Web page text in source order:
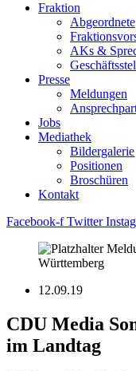
Fraktion
Abgeordnete
AKs &
Presse
Meldungen
Jobs
Mediathek
Bildergalerie
Positionen
Broschüren
Kontakt
Facebook-f Twitter
12.09.19
CDU Media
im Landtag